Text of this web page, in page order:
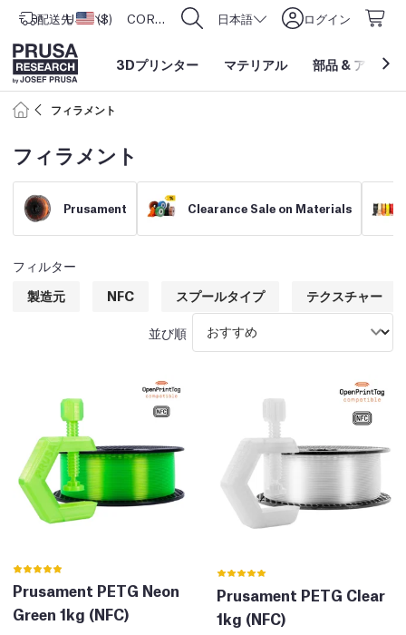
配送先 アメリカ合衆国
USD ($) CORE One L: Now In Stock! 日本語 ログイン
3Dプリンター マテリアル 部品 & アクセ
フィラメント
フィラメント
Prusament Clearance Sale on Materials
フィルター
製造元
NFC スプールタイプ テクスチャー
並び順
Prusament PETG Neon
Green 1kg (NFC)
Prusament PETG Clear
1kg (NFC)